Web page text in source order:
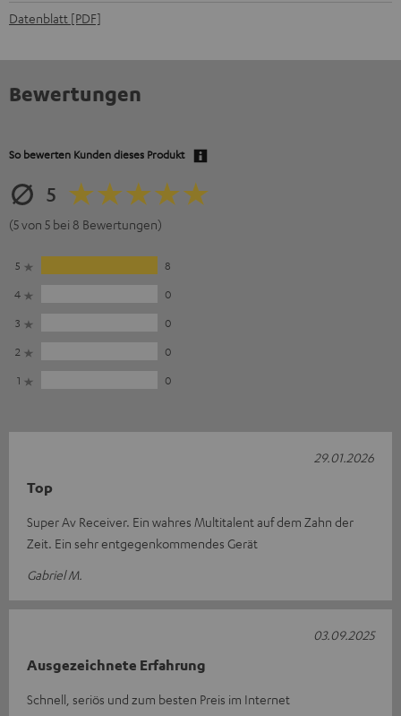
Datenblatt [PDF]
Bewertungen
So bewerten Kunden dieses Produkt
5
(5 von 5 bei 8 Bewertungen)
5
8
4
0
3
0
2
0
1
0
Top
Super Av Receiver. Ein wahres Multitalent auf dem Zahn der
Zeit. Ein sehr entgegenkommendes Gerät
Gabriel M.
29.01.2026
Ausgezeichnete Erfahrung
Schnell, seriös und zum besten Preis im Internet
03.09.2025